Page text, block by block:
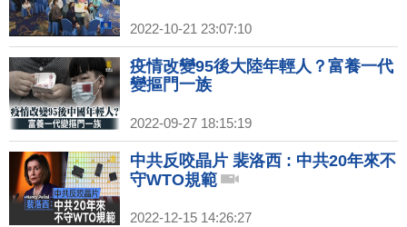
2022-10-21 23:07:10
疫情改變95後大陸年輕人？富養一代
變摳門一族
2022-09-27 18:15:19
中共反咬晶片 裴洛西 : 中共20年來不
守WTO規範
2022-12-15 14:26:27